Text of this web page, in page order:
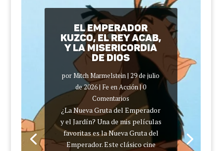
El emperador
Kuzco, el rey Acab,
y la misericordia
de Dios
porMitch Marmelstein|29 de julio
de 2026| Fe en Acción| 0
Comentarios
¿La Nueva Gruta del Emperador
y el Jardín? Una de mis películas
favoritas es la Nueva Gruta del
Emperador. Este clásico cine